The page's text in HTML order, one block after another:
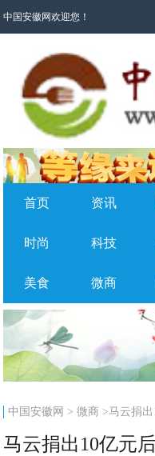
中国安徽网欢迎您！
首页 资讯
时尚 科技
美食 微商
中国安徽网 >微商 >马云捐
马云捐出10亿元